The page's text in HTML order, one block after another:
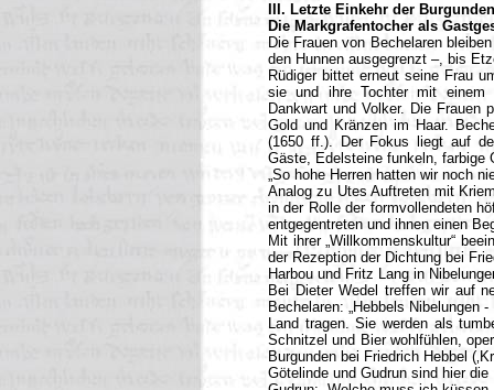
III. Letzte Einkehr der
Die Markgrafentocher als
Die Frauen von Bechelaren
den Hunnen ausgegrenzt –, bis
Rüdiger bittet erneut seine Frau
sie und ihre Tochter mit einem
Dankwart und Volker. Die
Gold und Kränzen im Haar.
(1650 ff.). Der Fokus liegt auf
Gäste, Edelsteine funkeln, farbige
„So hohe Herren hatten wir noch
Analog zu Utes Auftreten mit
in der Rolle der formvollendeten
entgegentreten und ihnen einen
Mit ihrer „Willkommenskultur“
der Rezeption der Dichtung bei
Harbou und Fritz Lang in
Bei Dieter Wedel treffen wir auf
Bechelaren: „Hebbels Nibelungen
Land tragen. Sie werden als
Schnitzel und Bier wohlfühlen,
Burgunden bei Friedrich Hebbel
Götelinde und Gudrun sind hier